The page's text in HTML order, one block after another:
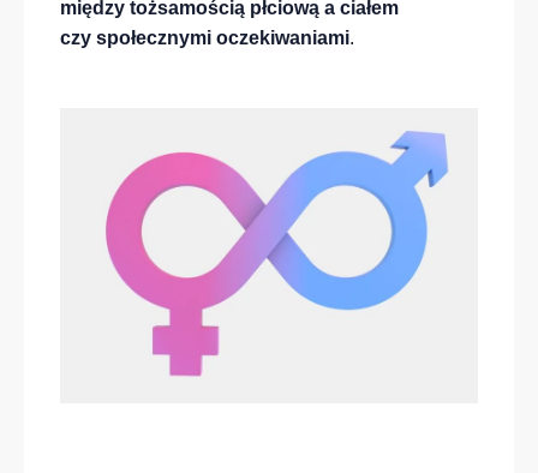
między tożsamością płciową a ciałem
czy społecznymi oczekiwaniami.